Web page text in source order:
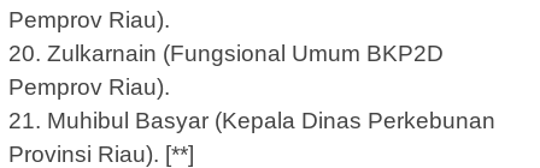
Pemprov Riau).
20. Zulkarnain (Fungsional Umum BKP2D
Pemprov Riau).
21. Muhibul Basyar (Kepala Dinas Perkebunan
Provinsi Riau). [**]